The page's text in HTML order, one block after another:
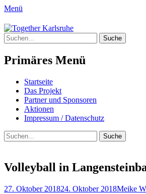
Menü
Together Karlsruhe
Integration von jungen
Fluchterfahrung und
Migrationshintergrund
Suche
nach:
Primäres Menü
Springe
zum
Inhalt
Startseite
Das Projekt
Partner und Sponsoren
Aktionen
Impressum / Datenschutz
Suchen
Suche
nach:
Volleyball in
Posted
27. Oktober 201824. Oktober 2018Author
Meike